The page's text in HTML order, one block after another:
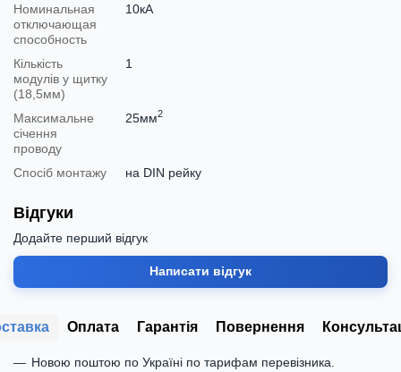
Номинальная
отключающая
способность
10кА
Кількість
модулів у щитку
(18,5мм)
1
Максимальне
січення
проводу
25мм2
Спосіб монтажу на DIN рейку
Відгуки
Додайте перший відгук
Написати відгук
Оплата Гарантія Повернення
Новою поштою по Україні по тарифам перевізника.